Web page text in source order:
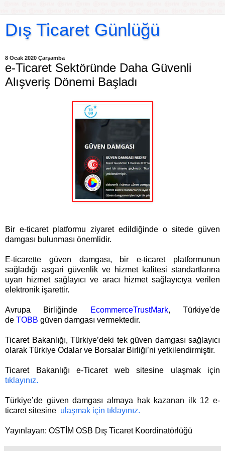
Dış Ticaret Günlüğü
8 Ocak 2020 Çarşamba
e-Ticaret Sektöründe Daha Güvenli
Alışveriş Dönemi Başladı
Bir e-ticaret platformu ziyaret edildiğinde o sitede güven
damgası bulunması önemlidir.
E-ticarette güven damgası, bir e-ticaret platformunun
sağladığı asgari güvenlik ve hizmet kalitesi standartlarına
uyan hizmet sağlayıcı ve aracı hizmet sağlayıcıya verilen
elektronik işarettir.
Avrupa Birliğinde EcommerceTrustMark, Türkiye'de
de TOBB güven damgası vermektedir.
Ticaret Bakanlığı, Türkiye’deki tek güven damgası sağlayıcı
olarak Türkiye Odalar ve Borsalar Birliği’ni yetkilendirmiştir.
Ticaret Bakanlığı e-Ticaret web sitesine ulaşmak için
tıklayınız.
Türkiye’de güven damgası almaya hak kazanan ilk 12 e-
ticaret sitesine ulaşmak için tıklayınız.
Yayınlayan: OSTİM OSB Dış Ticaret Koordinatörlüğü